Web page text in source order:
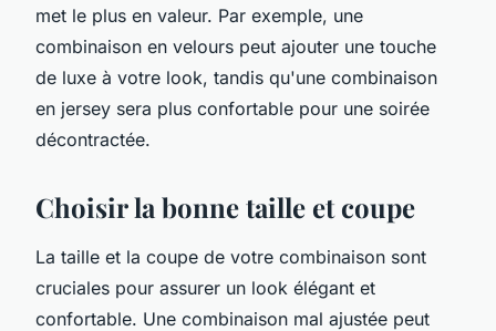
met le plus en valeur. Par exemple, une
combinaison en velours peut ajouter une touche
de luxe à votre look, tandis qu'une combinaison
en jersey sera plus confortable pour une soirée
décontractée.
Choisir la bonne taille et coupe
La taille et la coupe de votre combinaison sont
cruciales pour assurer un look élégant et
confortable. Une combinaison mal ajustée peut